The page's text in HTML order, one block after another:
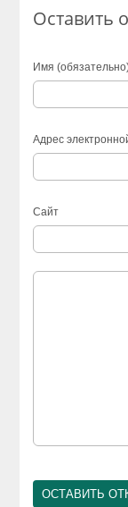
Оставить
Имя
Адрес
Сайт